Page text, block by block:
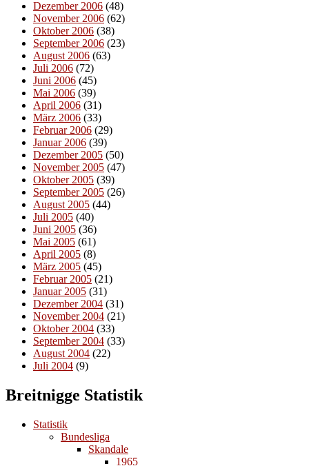
Dezember 2006 (48)
November 2006 (62)
Oktober 2006 (38)
September 2006 (23)
August 2006 (63)
Juli 2006 (72)
Juni 2006 (45)
Mai 2006 (39)
April 2006 (31)
März 2006 (33)
Februar 2006 (29)
Januar 2006 (39)
Dezember 2005 (50)
November 2005 (47)
Oktober 2005 (39)
September 2005 (26)
August 2005 (44)
Juli 2005 (40)
Juni 2005 (36)
Mai 2005 (61)
April 2005 (8)
März 2005 (45)
Februar 2005 (21)
Januar 2005 (31)
Dezember 2004 (31)
November 2004 (21)
Oktober 2004 (33)
September 2004 (33)
August 2004 (22)
Juli 2004 (9)
Breitnigge Statistik
Statistik
Bundesliga
Skandale
1965